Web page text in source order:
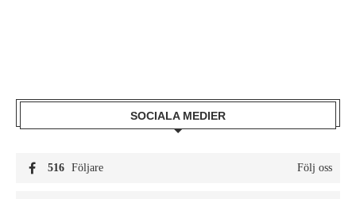
SOCIALA MEDIER
516 Följare Följ oss